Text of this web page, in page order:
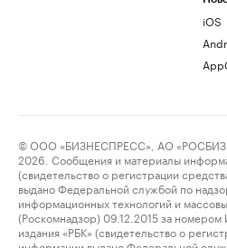
iOS
© ООО «БИЗНЕСПРЕСС», АО
2026. Сообщения и материалы
(свидетельство о регистрации
выдано Федеральной службой по
информационных технологий и
(Роскомнадзор) 09.12.2015 за
издания «РБК» (свидетельство о